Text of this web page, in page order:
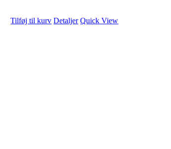
Tilføj til kurv Detaljer Quick View